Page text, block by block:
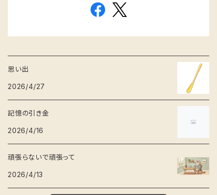
思い出
2026/4/27
記憶の引き金
2026/4/16
頑張らないで頑張って
2026/4/13